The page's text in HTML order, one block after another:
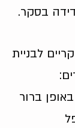
בסקר.
לבניית
ברור